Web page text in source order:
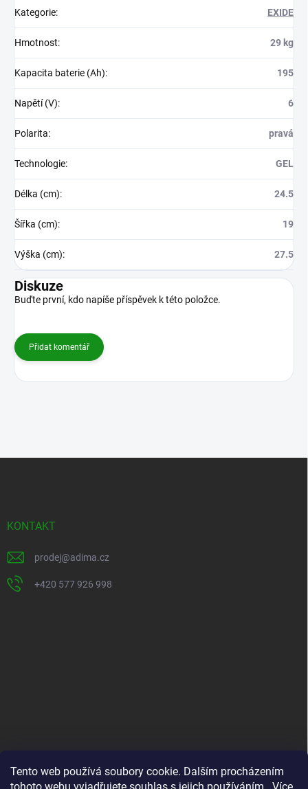
Tento web používá soubory cookie. Dalším procházením
Kategorie: EXIDE
Hmotnost: 29 kg
Kapacita baterie (Ah): 195
Napětí (V): 6
Polarita: pravá
Technologie: GEL
Délka (cm): 24.5
Šířka (cm): 19
Výška (cm): 27.5
Diskuze
Buďte první, kdo napíše příspěvek k této položce.
Přidat komentář
KONTAKT
prodej@adima.cz
+420 577 926 998